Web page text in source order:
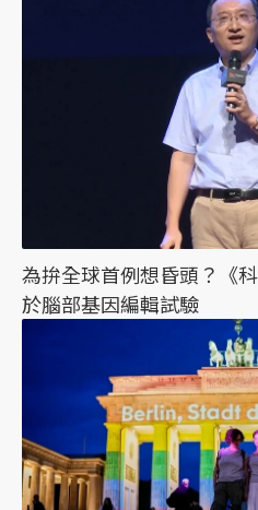
為拚全球首例想昏頭？《
於腦部基因編輯試驗